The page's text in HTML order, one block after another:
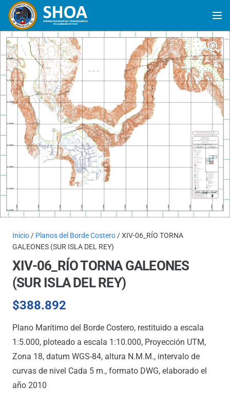
Inicio/ Planos del Borde Costero/ XIV-06_RÍO TORNA
GALEONES (SUR ISLA DEL REY)
XIV-06_RÍO TORNA GALEONES
(SUR ISLA DEL REY)
$388.892
Plano Marítimo del Borde Costero, restituido a escala
1:5.000, ploteado a escala 1:10.000, Proyección UTM,
Zona 18, datum WGS-84, altura N.M.M., intervalo de
curvas de nivel Cada 5 m., formato DWG, elaborado el
año 2010